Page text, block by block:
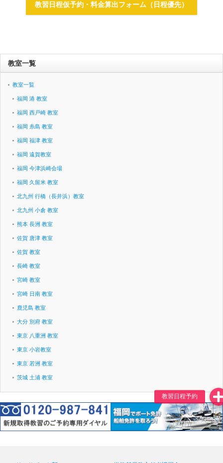
教習日程仮予約・料金算出フォーム（日程優先）
教室一覧
教室一覧
福岡 港 教室
福岡 西戸崎 教室
福岡 糸島 教室
福岡 福津 教室
福岡 遠賀教室
福岡 今津浜崎会場
福岡 久留米 教室
北九州 行橋（長井浜）教室
北九州 小倉 教室
熊本 長洲 教室
佐賀 唐津 教室
佐賀 教室
長崎 教室
宮崎 教室
宮崎 日南 教室
鹿児島 教室
大分 別府 教室
東京 八重洲 教室
東京 小岩教室
東京 若洲 教室
茨城 土浦 教室